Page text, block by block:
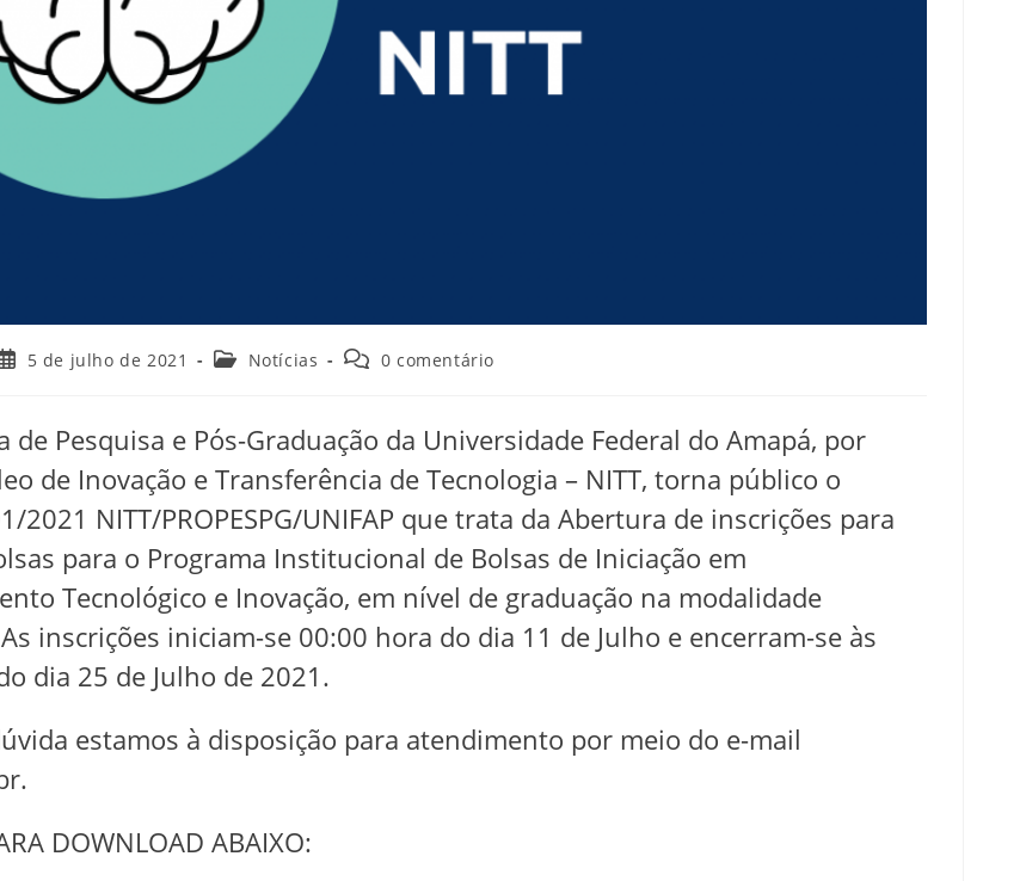
5 de julho de 2021 Notícias 0 comentário
de Pesquisa e Pós-Graduação da Universidade Federal do Amapá, por
de Inovação e Transferência de Tecnologia – NITT, torna público o
2021 NITT/PROPESPG/UNIFAP que trata da Abertura de inscrições para
para o Programa Institucional de Bolsas de Iniciação em
Tecnológico e Inovação, em nível de graduação na modalidade
As inscrições iniciam-se 00:00 hora do dia 11 de Julho e encerram-se às
dia 25 de Julho de 2021.
estamos à disposição para atendimento por meio do e-mail
DOWNLOAD ABAIXO: